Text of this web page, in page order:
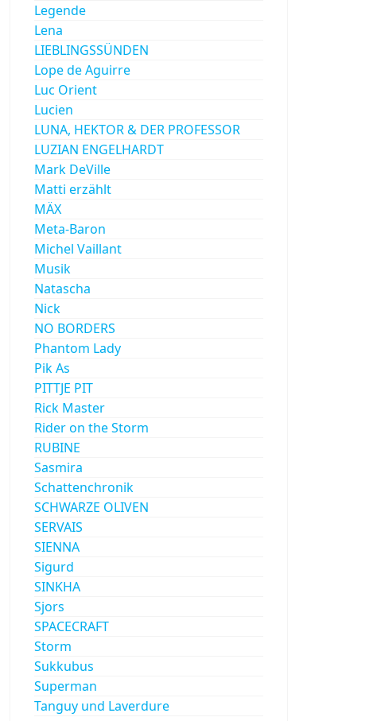
Legende
Lena
LIEBLINGSSÜNDEN
Lope de Aguirre
Luc Orient
Lucien
LUNA, HEKTOR & DER PROFESSOR
LUZIAN ENGELHARDT
Mark DeVille
Matti erzählt
MÄX
Meta-Baron
Michel Vaillant
Musik
Natascha
Nick
NO BORDERS
Phantom Lady
Pik As
PITTJE PIT
Rick Master
Rider on the Storm
RUBINE
Sasmira
Schattenchronik
SCHWARZE OLIVEN
SERVAIS
SIENNA
Sigurd
SINKHA
Sjors
SPACECRAFT
Storm
Sukkubus
Superman
Tanguy und Laverdure